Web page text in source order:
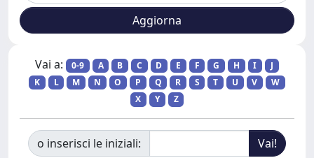
Vai a: 0-9 A B C D E F G H I
J
K
L M N O P Q R S T U V
W
X
Y Z
o inserisci le iniziali: